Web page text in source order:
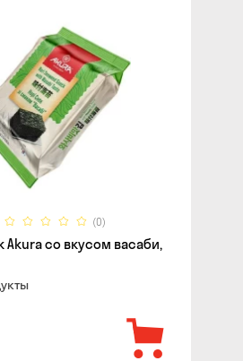
(0)
Akura со вкусом васаби,